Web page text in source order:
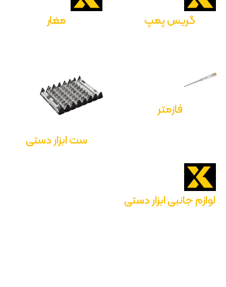
گریس پمپ مغار
فازمتر
ست ابزار دستی
لوازم جانبی ابزار دستی